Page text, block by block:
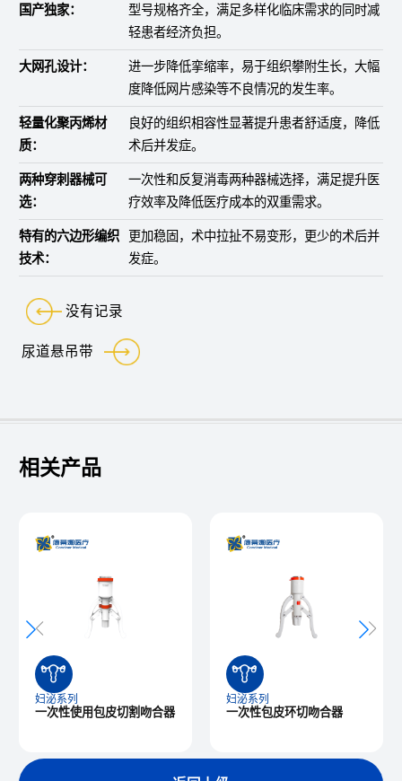
国产独家：
型号规格齐全，满足多样化临床需求的同时减
轻患者经济负担。
大网孔设计：
进一步降低挛缩率，易于组织攀附生长，大幅
度降低网片感染等不良情况的发生率。
轻量化聚丙烯材
质：
良好的组织相容性显著提升患者舒适度，降低
术后并发症。
两种穿刺器械可
选：
一次性和反复消毒两种器械选择，满足提升医
疗效率及降低医疗成本的双重需求。
特有的六边形编织
技术：
更加稳固，术中拉扯不易变形，更少的术后并
发症。
没有记录
尿道悬吊带
相关产品
妇泌系列
一次性使用包皮切割吻合器
妇泌系列
一次性包皮环切吻合器